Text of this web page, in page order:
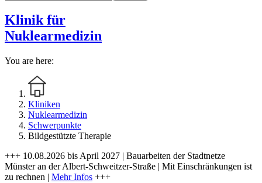
Klinik für
Nuklearmedizin
You are here:
Kliniken
Nuklearmedizin
Schwerpunkte
Bildgestützte Therapie
+++ 10.08.2026 bis April 2027 | Bauarbeiten der Stadtnetze
Münster an der Albert-Schweitzer-Straße | Mit Einschränkungen ist
zu rechnen | Mehr Infos +++